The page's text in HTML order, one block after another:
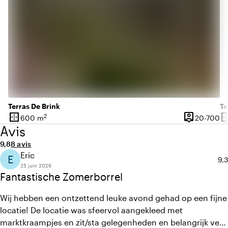
Terras De Brink
border_outer
Superficie
600 m2 person_pin
Capacité
20-700
Avis
Note moyenne de 9,8 sur 10
9,8Nombre d'avis : 8
8 avis
Fantastische Zomerborrel
E Eric
25 juin 2026
9,3
Wij hebben een ontzettend leuke avond gehad op een fijne
locatie! De locatie was sfeervol aangekleed met
marktkraampjes en zit/sta gelegenheden en belangrijk veel